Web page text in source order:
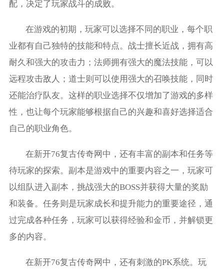
配，决定了玩家战斗的成败。
在游戏的初期，玩家可以选择不同的职业，每个职
业都有自己独特的技能和特点。战士擅长近战，拥有高
耐久和强大的攻击力；法师拥有强大的魔法技能，可以
远程攻击敌人；道士则可以使用强大的召唤技能，同时
还能治疗队友。这样的职业选择不仅增加了游戏的多样
性，也让每个玩家能够根据自己的兴趣和喜好选择适合
自己的职业角色。
在新开76复古传奇网中，还有丰富的副本和任务等
待玩家的探索。副本是游戏中的重要内容之一，玩家可
以组队进入副本，挑战强大的BOSS并获得大量的奖励
和装备。任务则是玩家成长和提升能力的重要途径，通
过完成各种任务，玩家可以获得经验和金币，并解锁更
多的内容。
在新开76复古传奇网中，还有刺激的PK系统。玩